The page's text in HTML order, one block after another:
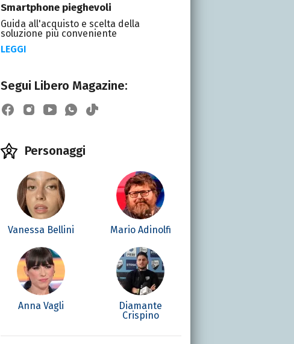
Smartphone pieghevoli
Guida all'acquisto e scelta della
soluzione più conveniente
LEGGI
Segui Libero Magazine:
Personaggi
Vanessa Bellini Mario Adinolfi
Anna Vagli
Diamante
Crispino